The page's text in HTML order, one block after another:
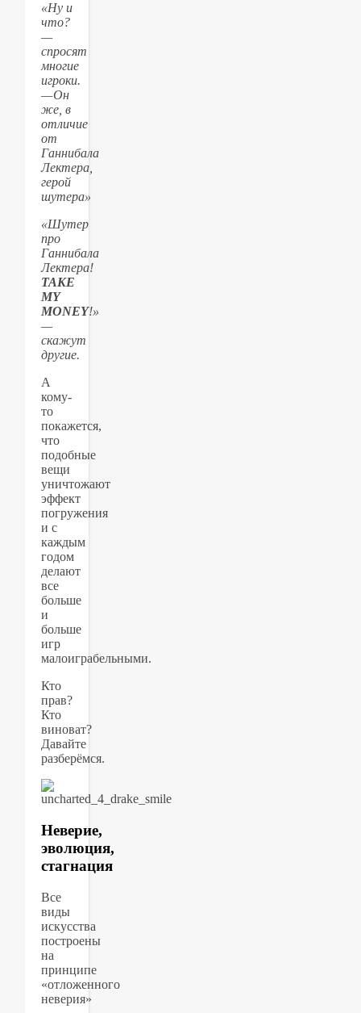
«Ну и
что?
—
спросят
многие
игроки.
— Он
же, в
отличие
от
Ганнибала
Лектера,
герой
шутера»
«Шутер
про
Ганнибала
Лектера!
TAKE
MY
MONEY!»
—
скажут
другие.
А
кому-
то
покажется,
что
подобные
вещи
уничтожают
эффект
погружения
и с
каждым
годом
делают
все
больше
и
больше
игр
малоиграбельными.
Кто
прав?
Кто
виноват?
Давайте
разберёмся.
Неверие,
эволюция,
стагнация
Все
виды
искусства
построены
на
принципе
«отложенного
неверия»